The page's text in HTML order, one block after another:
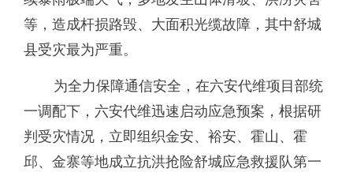
等，造成杆损路毁、大面积光缆故障，其中舒城
县受灾最为严重。
为全力保障通信安全，在六安代维项目部统
一调配下，六安代维迅速启动应急预案，根据研
判受灾情况，立即组织金安、裕安、霍山、霍
邱、金寨等地成立抗洪抢险舒城应急救援队第一